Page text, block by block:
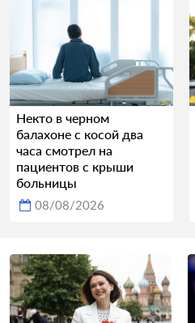
Некто в черном
балахоне с косой два
часа смотрел на
пациентов с крыши
больницы
08/08/2026